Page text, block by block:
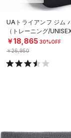
UAトライアンフ ジム
（トレーニング/UNISEX
￥18,865 30%OFF
￥26,950